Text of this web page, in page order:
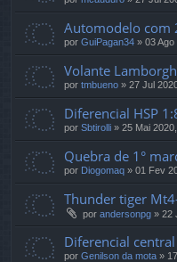
Automodelo com
por GuiPagan34 » 03
Volante
por tmbueno » 27 Jul
Diferencial HSP
por Sbtirolli » 25 Mai
Quebra de 1°
por Diogomaq » 01 Fev
Thunder tiger
por andersonpg » 22
Diferencial
por Genilson da mota »